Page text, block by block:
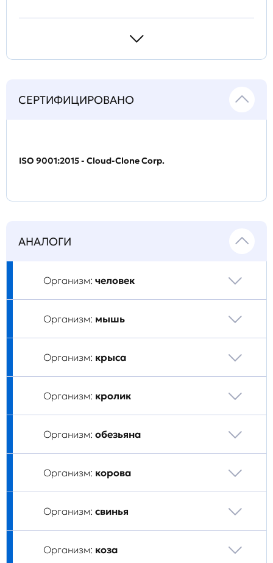
СЕРТИФИЦИРОВАНО
ISO 9001:2015 - Cloud-Clone Corp.
АНАЛОГИ
Организм: человек
Организм: мышь
Организм: крыса
Организм: кролик
Организм: обезьяна
Организм: корова
Организм: свинья
Организм: коза